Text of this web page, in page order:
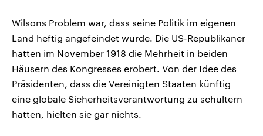
Wilsons Problem war, dass seine Politik im eigenen
Land heftig angefeindet wurde. Die US-Republikaner
hatten im November 1918 die Mehrheit in beiden
Häusern des Kongresses erobert. Von der Idee des
Präsidenten, dass die Vereinigten Staaten künftig
eine globale Sicherheitsverantwortung zu schultern
hatten, hielten sie gar nichts.